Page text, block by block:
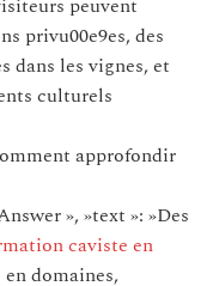
peuvent
privu00e9es, des
dans les vignes, et
culturels
approfondir
», »text »: »Des
caviste en
domaines,